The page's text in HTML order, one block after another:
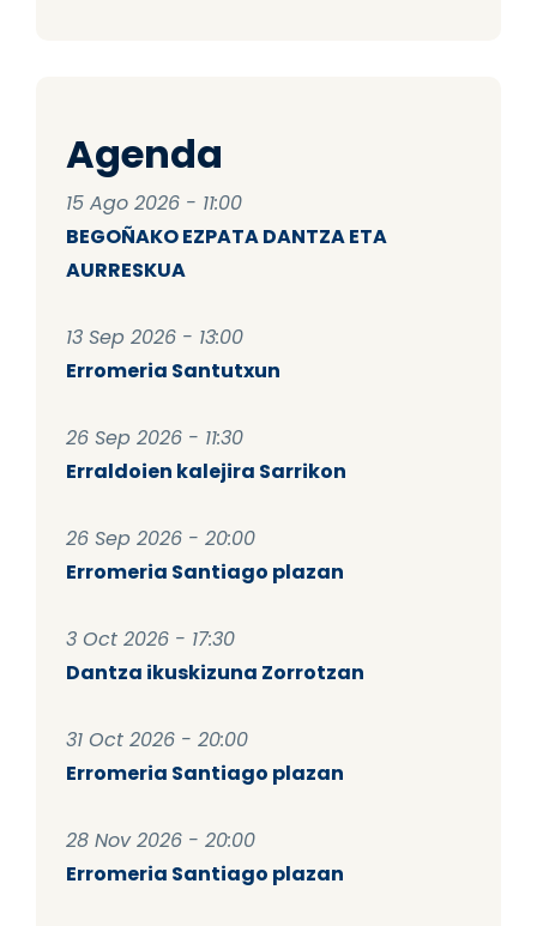
Agenda
15 Ago 2026 - 11:00
BEGOÑAKO EZPATA DANTZA ETA
AURRESKUA
13 Sep 2026 - 13:00
Erromeria Santutxun
26 Sep 2026 - 11:30
Erraldoien kalejira Sarrikon
26 Sep 2026 - 20:00
Erromeria Santiago plazan
3 Oct 2026 - 17:30
Dantza ikuskizuna Zorrotzan
31 Oct 2026 - 20:00
Erromeria Santiago plazan
28 Nov 2026 - 20:00
Erromeria Santiago plazan